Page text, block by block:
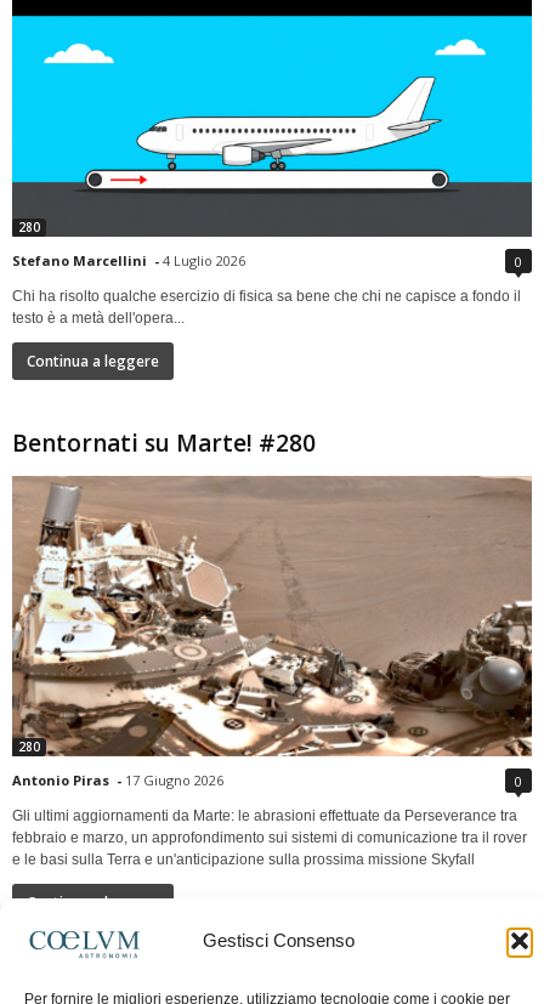
Gestisci Consenso
Per fornire le migliori esperienze, utilizziamo tecnologie come i cookie per
280
Stefano Marcellini - 4 Luglio 2026 0
Chi ha risolto qualche esercizio di fisica sa bene che chi ne capisce a fondo il
testo è a metà dell'opera...
Continua a leggere
Bentornati su Marte! #280
280
Antonio Piras - 17 Giugno 2026 0
Gli ultimi aggiornamenti da Marte: le abrasioni effettuate da Perseverance tra
febbraio e marzo, un approfondimento sui sistemi di comunicazione tra il rover
e le basi sulla Terra e un'anticipazione sulla prossima missione Skyfall
Continua a leggere